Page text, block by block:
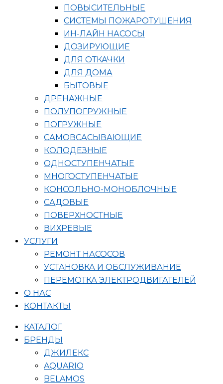
ПОВЫСИТЕЛЬНЫЕ
СИСТЕМЫ ПОЖАРОТУШЕНИЯ
ИН-ЛАЙН НАСОСЫ
ДОЗИРУЮЩИЕ
ДЛЯ ОТКАЧКИ
ДЛЯ ДОМА
БЫТОВЫЕ
ДРЕНАЖНЫЕ
ПОЛУПОГРУЖНЫЕ
ПОГРУЖНЫЕ
САМОВСАСЫВАЮЩИЕ
КОЛОДЕЗНЫЕ
ОДНОСТУПЕНЧАТЫЕ
МНОГОСТУПЕНЧАТЫЕ
КОНСОЛЬНО-МОНОБЛОЧНЫЕ
САДОВЫЕ
ПОВЕРХНОСТНЫЕ
ВИХРЕВЫЕ
УСЛУГИ
РЕМОНТ НАСОСОВ
УСТАНОВКА И ОБСЛУЖИВАНИЕ
ПЕРЕМОТКА ЭЛЕКТРОДВИГАТЕЛЕЙ
О НАС
КОНТАКТЫ
КАТАЛОГ
БРЕНДЫ
ДЖИЛЕКС
AQUARIO
BELAMOS